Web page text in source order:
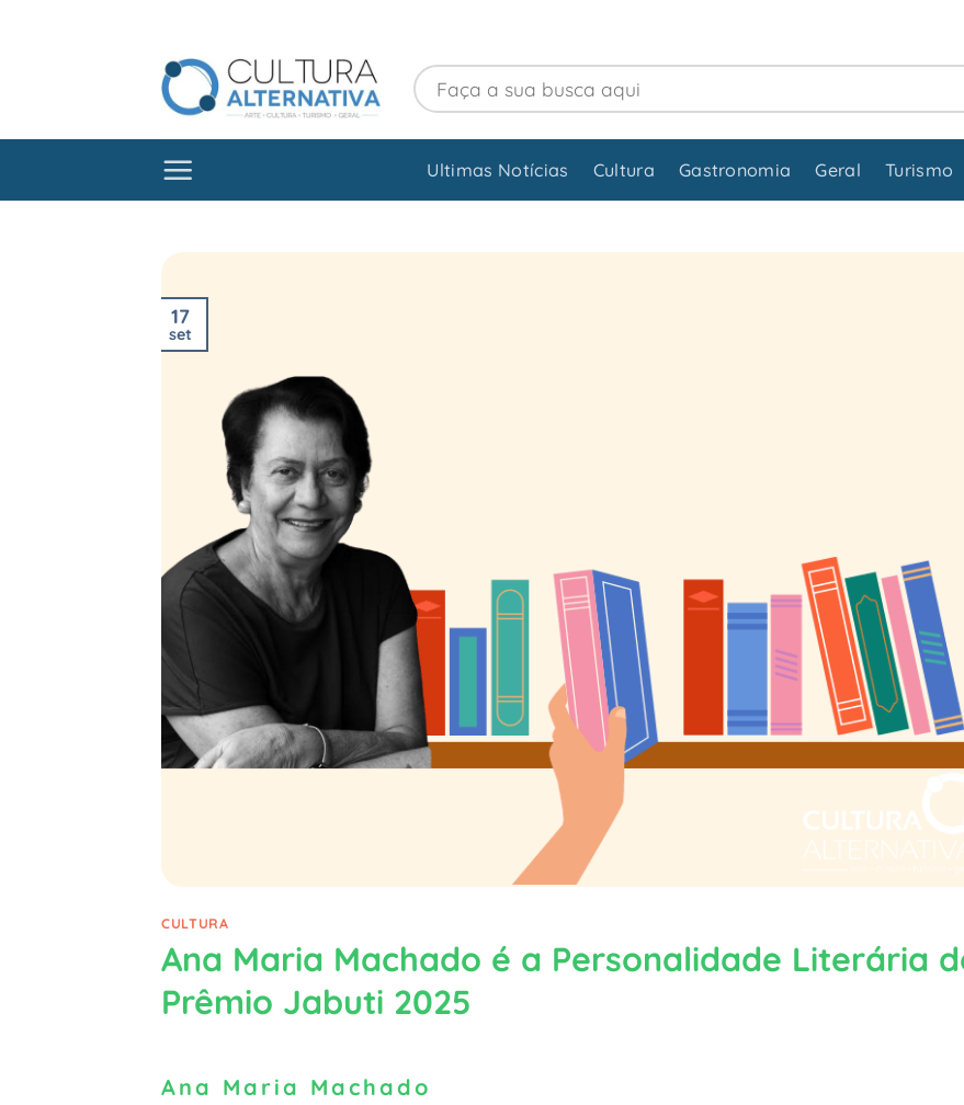
Ultimas Notícias Cultura Gastronomia Geral Turismo
17
set
CULTURA
Ana Maria Machado é a Personalidade Literária
Prêmio Jabuti 2025
Ana Maria Machado